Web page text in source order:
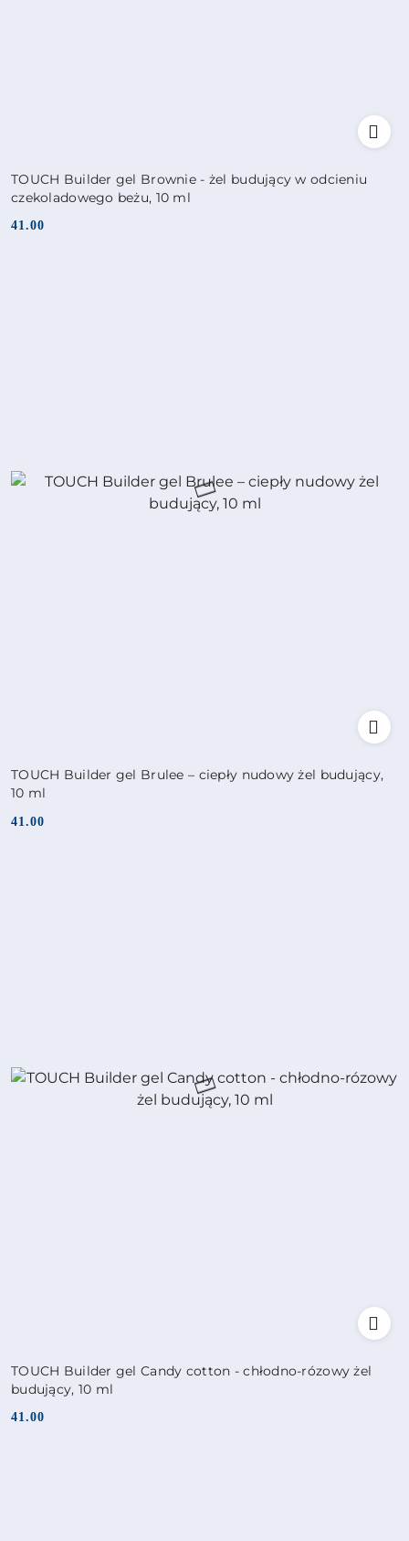
TOUCH Builder gel Brownie - żel budujący w odcieniu
czekoladowego beżu, 10 ml
Cena:
41.00
TOUCH Builder gel Brulee – ciepły nudowy żel budujący,
10 ml
Cena:
41.00
TOUCH Builder gel Candy cotton - chłodno-rózowy żel
budujący, 10 ml
Cena:
41.00